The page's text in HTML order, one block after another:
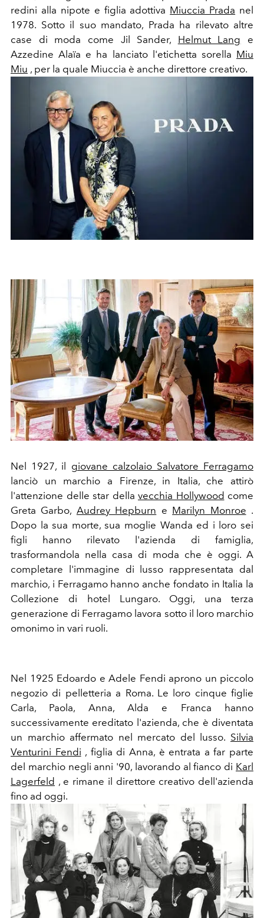
redini alla nipote e figlia adottiva Miuccia Prada nel
1978. Sotto il suo mandato, Prada ha rilevato altre
case di moda come Jil Sander, Helmut Lang e
Azzedine Alaïa e ha lanciato l'etichetta sorella Miu
Miu , per la quale Miuccia è anche direttore creativo.
Nel 1927, il giovane calzolaio Salvatore Ferragamo
lanciò un marchio a Firenze, in Italia, che attirò
l'attenzione delle star della vecchia Hollywood come
Greta Garbo, Audrey Hepburn e Marilyn Monroe .
Dopo la sua morte, sua moglie Wanda ed i loro sei
figli hanno rilevato l'azienda di famiglia,
trasformandola nella casa di moda che è oggi. A
completare l'immagine di lusso rappresentata dal
marchio, i Ferragamo hanno anche fondato in Italia la
Collezione di hotel Lungaro. Oggi, una terza
generazione di Ferragamo lavora sotto il loro marchio
omonimo in vari ruoli.
Nel 1925 Edoardo e Adele Fendi aprono un piccolo
negozio di pelletteria a Roma. Le loro cinque figlie
Carla, Paola, Anna, Alda e Franca hanno
successivamente ereditato l'azienda, che è diventata
un marchio affermato nel mercato del lusso. Silvia
Venturini Fendi , figlia di Anna, è entrata a far parte
del marchio negli anni '90, lavorando al fianco di Karl
Lagerfeld , e rimane il direttore creativo dell'azienda
fino ad oggi.